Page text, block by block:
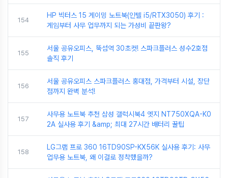
154
HP 빅터스 15 게이밍 노트북(인텔 i5/RTX3050) 후기 :
게임부터 사무 업무까지 되는 가성비 끝판왕?
155
서울 공유오피스, 뚝섬역 30초컷! 스파크플러스 성수2호점
솔직 후기
156
서울 공유오피스 스파크플러스 홍대점, 가격부터 시설, 장단
점까지 완벽 분석!
157
사무용 노트북 추천 삼성 갤럭시북4 엣지 NT750XQA-K0
2A 실사용 후기 &amp; 최대 27시간 배터리 꿀팁
158
LG그램 프로 360 16TD90SP-KX56K 실사용 후기: 사무
업무용 노트북, 왜 이걸로 정착했을까?